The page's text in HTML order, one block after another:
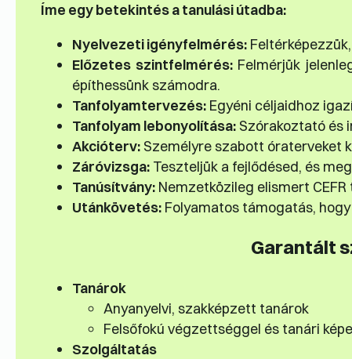
Íme egy betekintés a tanulási útadba:
Nyelvezeti igényfelmérés:
Előzetes szintfelmérés:Felmérjük
építhessünk számodra.
Tanfolyamtervezés:Egyéni céljaidhoz
Tanfolyam lebonyolítása:Szórakoztató és
Akcióterv:Személyre szabott óraterveket
Záróvizsga:Teszteljük a fejlődésed, és
Tanúsítvány:Nemzetközileg elismert
Utánkövetés:Folyamatos támogatás,
Garantált
Tanárok
Anyanyelvi, szakképzett tanárok
Felsőfokú végzettséggel és tanári
Szolgáltatás